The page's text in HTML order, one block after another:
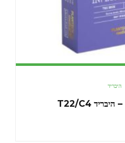
היבריד